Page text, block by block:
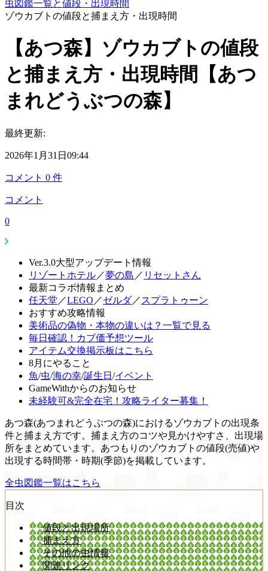
虫図鑑一覧と値段・出現時間
ゾウカブトの値段と捕まえ方・出現時間
【あつ森】ゾウカブトの値段
と捕まえ方・出現時間【あつ
まれどうぶつの森】
最終更新:
2026年1月31日09:44
コメント 0 件
コメント
0
Ver.3.0大型アップデート情報
リゾートホテル／夢の島 ／ リセットさん
最新コラボ情報まとめ
任天堂 ／LEGO ／ゼルダ／ スプラトゥーン
おすすめ攻略情報
美術品の偽物・本物の違いは？一覧で見る
毎日確認！カブ価予想ツール
アイテム交換掲示板はこちら
8月にやること
魚/虫/海の幸/誕生日 /イベント
GameWithからのお知らせ
未経験可&完全在宅！攻略ライター募集！
あつ森(あつまれどうぶつの森)におけるゾウカブトの出現条
件と捕まえ方です。捕まえ方のコツや見かけやすさ、出現場
所をまとめています。あつもりのゾウカブトの値段(売値)や
出現する時間帯・時期(季節)を掲載しています。
全虫図鑑一覧はこちら
目次
値段と出現場所
捕まえ方
その他の虫情報
関連リンク